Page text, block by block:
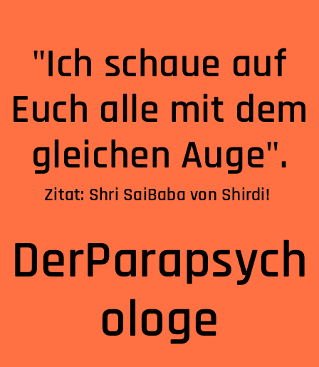
"Ich schaue auf
Euch alle mit dem
gleichen Auge".
Zitat: Shri SaiBaba von Shirdi!
DerParapsych
ologe